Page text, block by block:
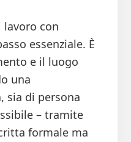
lavoro con
essenziale. È
e il luogo
una
sia di persona
– tramite
formale ma